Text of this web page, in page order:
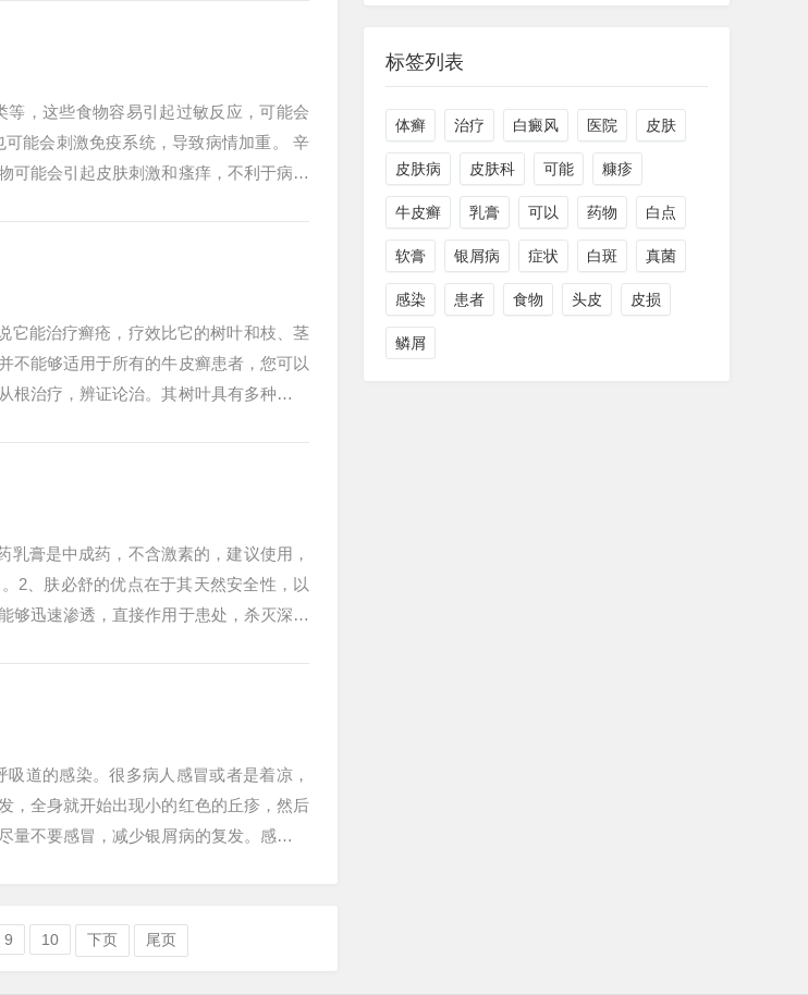
，这些食物容易引起过敏反应，可能会
能会刺激免疫系统，导致病情加重。 辛
可能会引起皮肤刺激和瘙痒，不利于病情
它能治疗癣疮，疗效比它的树叶和枝、茎
不能够适用于所有的牛皮癣患者，您可以
治疗，辨证论治。其树叶具有多种药用
膏是中成药，不含激素的，建议使用，
2、肤必舒的优点在于其天然安全性，以
够迅速渗透，直接作用于患处，杀灭深层
道的感染。很多病人感冒或者是着凉，
，全身就开始出现小的红色的丘疹，然后
不要感冒，减少银屑病的复发。感染、
9 10 下页 尾页
标签列表
体癣 治疗 白癜风 医院 皮肤
皮肤病 皮肤科 可能 糠疹
牛皮癣 乳膏 可以 药物 白点
软膏 银屑病 症状 白斑 真菌
感染 患者 食物 头皮 皮损
鳞屑